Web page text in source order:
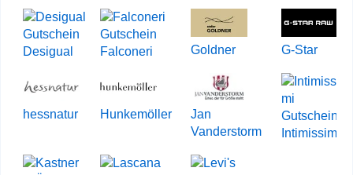
Desigual Falconeri Goldner G-Star
hessnatur Hunkemöller
Jan
Vanderstorm
Intimissimi